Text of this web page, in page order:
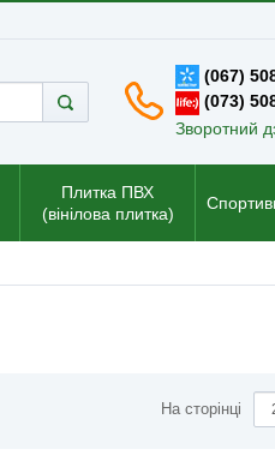
(067)
(073)
Зворотний
Плитка ПВХ
(вінілова плитка)
На сторінці